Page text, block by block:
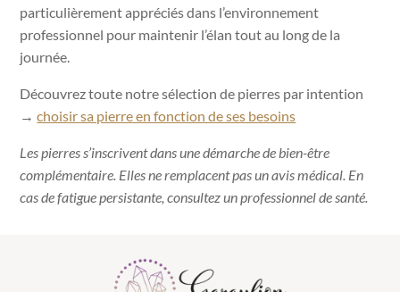
particulièrement appréciés dans l’environnement
professionnel pour maintenir l’élan tout au long de la
journée.
Découvrez toute notre sélection de pierres par intention
→choisir sa pierre en fonction de ses besoins
Les pierres s’inscrivent dans une démarche de bien-être
complémentaire. Elles ne remplacent pas un avis médical. En
cas de fatigue persistante, consultez un professionnel de santé.